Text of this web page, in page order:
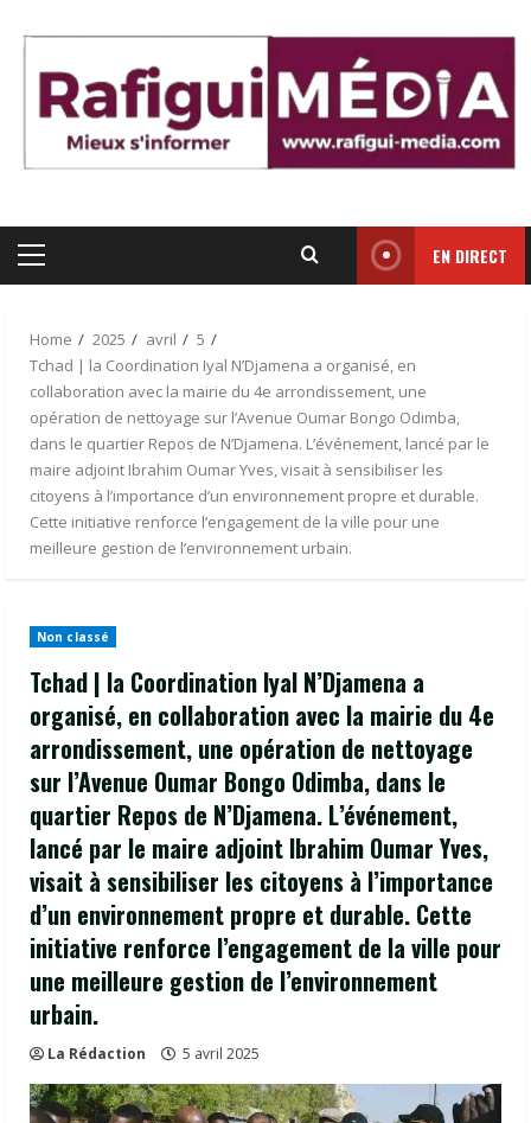
content
Primary
EN DIRECT
Home 2025 avril
5
Tchad | la Coordination Iyal N’Djamena a organisé, en
collaboration avec la mairie du 4e arrondissement, une
opération de nettoyage sur l’Avenue Oumar Bongo Odimba,
dans le quartier Repos de N’Djamena. L’événement, lancé par le
maire adjoint Ibrahim Oumar Yves, visait à sensibiliser les
citoyens à l’importance d’un environnement propre et durable.
Cette initiative renforce l’engagement de la ville pour une
meilleure gestion de l’environnement urbain.
Non classé
Tchad | la Coordination Iyal N’Djamena a
organisé, en collaboration avec la mairie du 4e
arrondissement, une opération de nettoyage
sur l’Avenue Oumar Bongo Odimba, dans le
quartier Repos de N’Djamena. L’événement,
lancé par le maire adjoint Ibrahim Oumar Yves,
visait à sensibiliser les citoyens à l’importance
d’un environnement propre et durable. Cette
initiative renforce l’engagement de la ville pour
une meilleure gestion de l’environnement
urbain.
La Rédaction 5 avril 2025